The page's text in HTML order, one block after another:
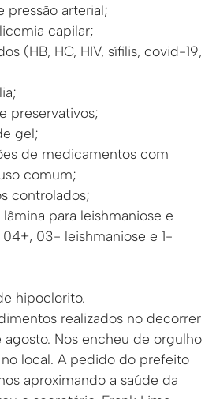
pressão arterial;
capilar;
(HB, HC, HIV, sífilis, covid-19,
preservativos;
gel;
de medicamentos com
comum;
controlados;
para leishmaniose e
03- leishmaniose e 1-
hipoclorito.
realizados no decorrer
Nos encheu de orgulho
local. A pedido do prefeito
aproximando a saúde da